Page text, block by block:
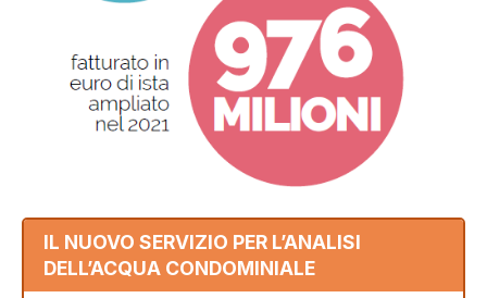
IL NUOVO SERVIZIO PER L’ANALISI
DELL’ACQUA CONDOMINIALE